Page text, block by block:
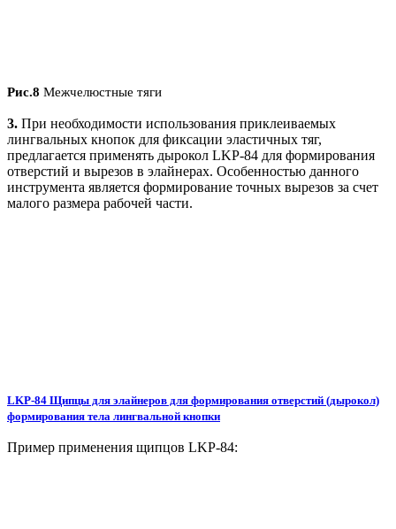
Рис.8 Межчелюстные тяги
3. При необходимости использования приклеиваемых
лингвальных кнопок для фиксации эластичных тяг,
предлагается применять дырокол LKP-84 для формирования
отверстий и вырезов в элайнерах. Особенностью данного
инструмента является формирование точных вырезов за счет
малого размера рабочей части.
LKP-84 Щипцы для элайнеров для формирования отверстий (дырокол)
формирования тела лингвальной кнопки
Пример применения щипцов LKP-84: